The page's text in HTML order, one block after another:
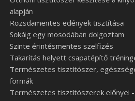
alapján
Rozsdamentes edények tisztítása
Sokáig egy mosodában dolgoztam
Szinte érintésmentes szelfizés
Takarítás helyett csapatépítő
Természetes tisztítószer,
formák
Természetes tisztítószerek előnyei